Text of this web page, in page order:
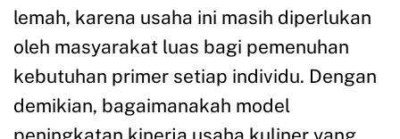
lemah, karena usaha ini masih diperlukan
oleh masyarakat luas bagi pemenuhan
kebutuhan primer setiap individu. Dengan
demikian, bagaimanakah model